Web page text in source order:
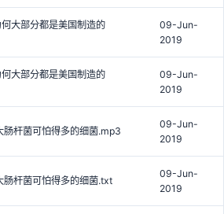
大部分都是美国制造的
09-Jun-
2019
大部分都是美国制造的
09-Jun-
2019
肠杆菌可怕得多的细菌.mp3
09-Jun-
2019
肠杆菌可怕得多的细菌.txt
09-Jun-
2019